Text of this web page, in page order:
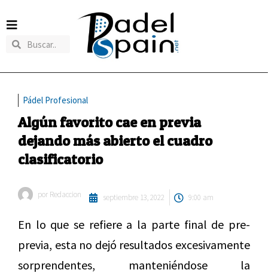
Pádel Profesional
Algún favorito cae en previa
dejando más abierto el cuadro
clasificatorio
por Redaccion septiembre 13, 2022 9:00 am
En lo que se refiere a la parte final de pre-
previa, esta no dejó resultados excesivamente
sorprendentes, manteniéndose la